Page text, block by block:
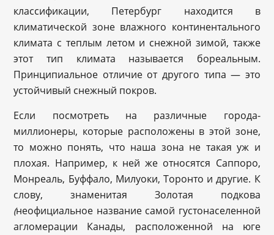
классификации, Петербург находится в
климатической зоне влажного континентального
климата с теплым летом и снежной зимой, также
этот тип климата называется бореальным.
Принципиальное отличие от другого типа — это
устойчивый снежный покров.
Если посмотреть на различные города-
миллионеры, которые расположены в этой зоне,
то можно понять, что наша зона не такая уж и
плохая. Например, к ней же относятся Саппоро,
Монреаль, Буффало, Милуоки, Торонто и другие. К
слову, знаменитая Золотая подкова
(неофициальное название самой густонаселенной
агломерации Канады, расположенной на юге